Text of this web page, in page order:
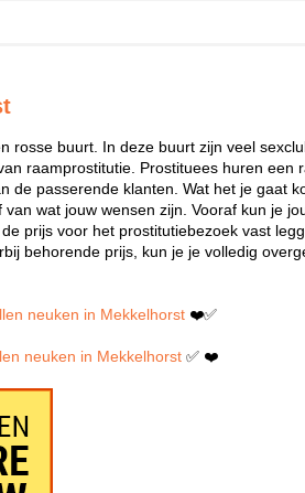
rosse buurt. In deze buurt zijn veel
raamprostitutie. Prostituees huren een
de passerende klanten. Wat het je gaat
wat jouw wensen zijn. Vooraf kun je
prijs voor het prostitutiebezoek vast
behorende prijs, kun je je volledig
neuken in Mekkelhorst ❤️✅
neuken in Mekkelhorst ✅ ❤️